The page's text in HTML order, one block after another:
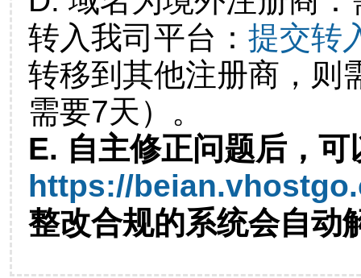
转入我司平台： 提交转
转移到其他注册商，则
需要7天）。
E. 自主修正问题后，可
https://
整改合规的系统会自动